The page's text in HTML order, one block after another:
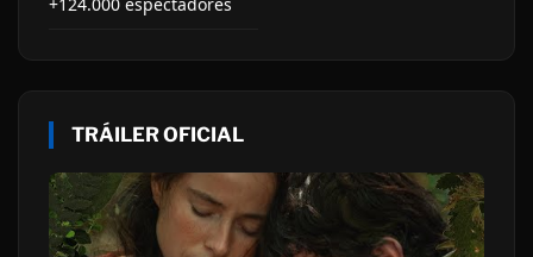
TRÁILER OFICIAL